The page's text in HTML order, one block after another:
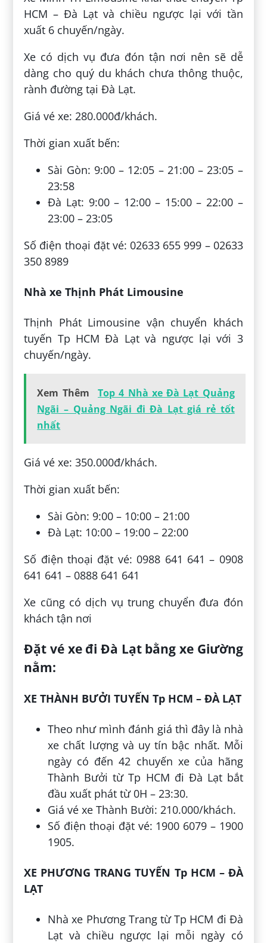
HCM – Đà Lạt và chiều ngược lại với tần
xuất 6 chuyến/ngày.
Xe có dịch vụ đưa đón tận nơi nên sẽ dễ
dàng cho quý du khách chưa thông thuộc,
rành đường tại Đà Lạt.
Giá vé xe: 280.000đ/khách.
Thời gian xuất bến:
Sài Gòn: 9:00 – 12:05 – 21:00 – 23:05 –
23:58
Đà Lạt: 9:00 – 12:00 – 15:00 – 22:00 –
23:00 – 23:05
Số điện thoại đặt vé: 02633 655 999 – 02633
350 8989
Nhà xe Thịnh Phát Limousine
Thịnh Phát Limousine vận chuyển khách
tuyến Tp HCM Đà Lạt và ngược lại với 3
chuyến/ngày.
Xem Thêm
Top 4 Nhà xe Đà Lạt Quảng
Ngãi – Quảng Ngãi đi Đà Lạt giá rẻ tốt
nhất
Giá vé xe: 350.000đ/khách.
Thời gian xuất bến:
Sài Gòn: 9:00 – 10:00 – 21:00
Đà Lạt: 10:00 – 19:00 – 22:00
Số điện thoại đặt vé: 0988 641 641 – 0908
641 641 – 0888 641 641
Xe cũng có dịch vụ trung chuyển đưa đón
khách tận nơi
Đặt vé xe đi Đà Lạt bằng xe Giường
nằm:
XE THÀNH BƯỞI TUYẾN Tp HCM – ĐÀ LẠT
Theo như mình đánh giá thì đây là nhà
xe chất lượng và uy tín bậc nhất. Mỗi
ngày có đến 42 chuyến xe của hãng
Thành Bưởi từ Tp HCM đi Đà Lạt bắt
đầu xuất phát từ 0H – 23:30.
Giá vé xe Thành Bười: 210.000/khách.
Số điện thoại đặt vé: 1900 6079 – 1900
1905.
XE PHƯƠNG TRANG TUYẾN Tp HCM – ĐÀ
LẠT
Nhà xe Phương Trang từ Tp HCM đi Đà
Lạt và chiều ngược lại mỗi ngày có